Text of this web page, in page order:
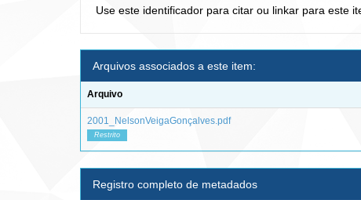
Use este identificador para citar ou linkar para este
Arquivos associados a este item:
Arquivo
2001_NelsonVeigaGonçalves.pdf
Restrito
Registro completo de metadados